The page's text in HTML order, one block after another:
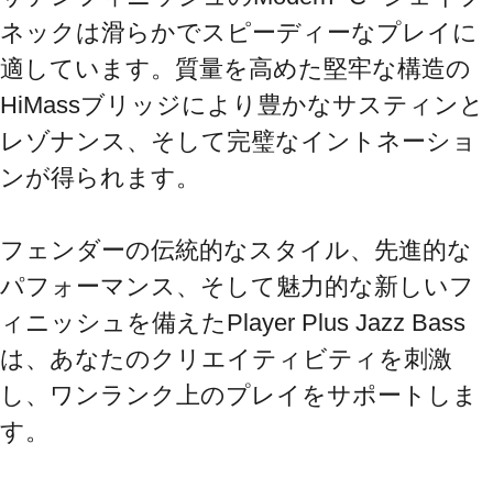
ネックは滑らかでスピーディーなプレイに
適しています。質量を高めた堅牢な構造の
HiMassブリッジにより豊かなサスティンと
レゾナンス、そして完璧なイントネーショ
ンが得られます。
フェンダーの伝統的なスタイル、先進的な
パフォーマンス、そして魅力的な新しいフ
ィニッシュを備えたPlayer Plus Jazz Bass
は、あなたのクリエイティビティを刺激
し、ワンランク上のプレイをサポートしま
す。